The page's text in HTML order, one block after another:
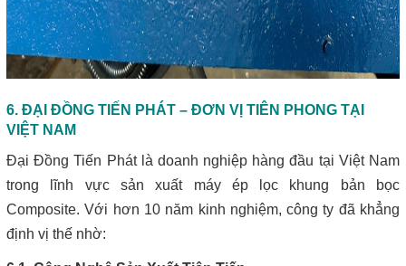
6. ĐẠI ĐỒNG TIẾN PHÁT – ĐƠN VỊ TIÊN PHONG TẠI
VIỆT NAM
Đại Đồng Tiến Phát là doanh nghiệp hàng đầu tại Việt Nam
trong lĩnh vực sản xuất máy ép lọc khung bản bọc
Composite. Với hơn 10 năm kinh nghiệm, công ty đã khẳng
định vị thế nhờ: